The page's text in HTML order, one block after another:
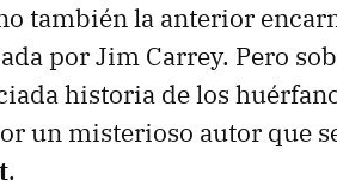
también la anterior
por Jim Carrey. Pero
historia de los
un misterioso autor que
.